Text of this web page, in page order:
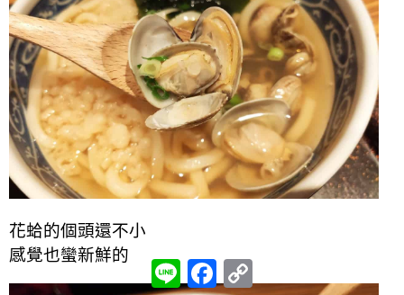
花蛤的個頭還不小
感覺也蠻新鮮的
L
i
F
a
o